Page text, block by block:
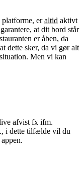
platforme, eraltid aktivt
at dit bord står
er åben, da
dette sker, da vi gør alt
Men vi kan
afvist fx ifm.
i dette tilfælde vil du